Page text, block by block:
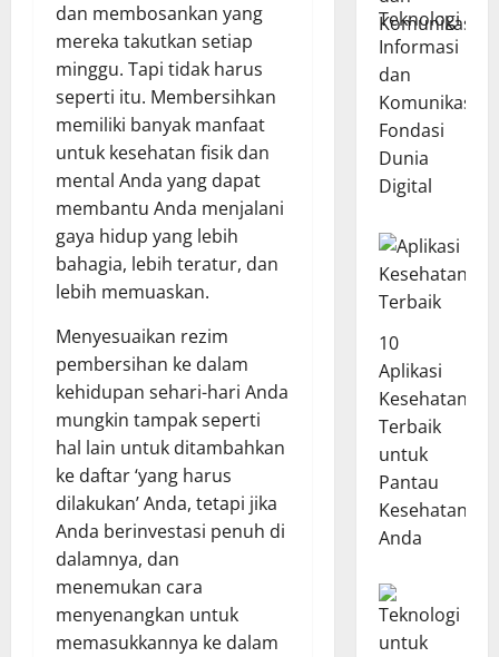
dan membosankan yang
mereka takutkan setiap
minggu. Tapi tidak harus
seperti itu. Membersihkan
memiliki banyak manfaat
untuk kesehatan fisik dan
mental Anda yang dapat
membantu Anda menjalani
gaya hidup yang lebih
bahagia, lebih teratur, dan
lebih memuaskan.
Menyesuaikan rezim
pembersihan ke dalam
kehidupan sehari-hari Anda
mungkin tampak seperti
hal lain untuk ditambahkan
ke daftar ‘yang harus
dilakukan’ Anda, tetapi jika
Anda berinvestasi penuh di
dalamnya, dan
menemukan cara
menyenangkan untuk
memasukkannya ke dalam
Teknologi
Informasi
dan
Komunikasi:
Fondasi
Dunia
Digital
10
Aplikasi
Kesehatan
Terbaik
untuk
Pantau
Kesehatan
Anda